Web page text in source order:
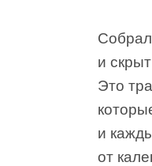
и
Это
и
от